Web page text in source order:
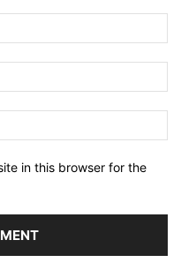
in this browser for the